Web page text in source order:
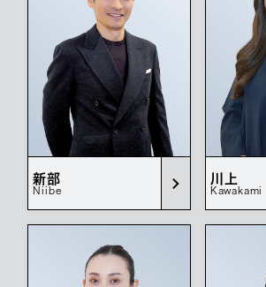
新部
Niibe
川上
Kawakami